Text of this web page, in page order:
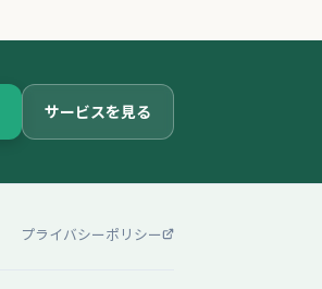
サービスを見る
プライバシーポリシー